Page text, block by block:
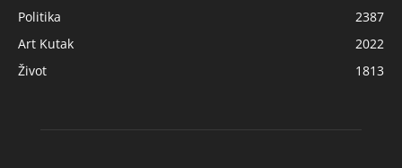
Politika
2387
Art Kutak
2022
Život
1813